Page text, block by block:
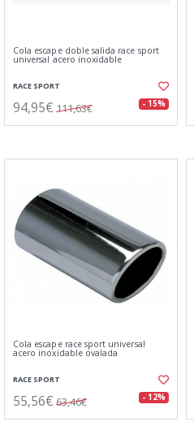
Cola escape doble salida race sport
universal acero inoxidable
RACE SPORT
94,95€ 111,63€ - 15%
Cola escape race sport universal
acero inoxidable ovalada
RACE SPORT
55,56€ 63,46€ - 12%